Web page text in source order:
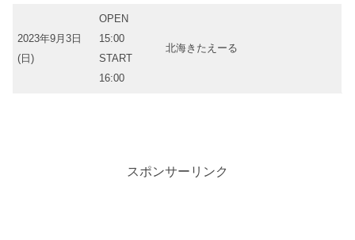
2023年9月3日
(日)
OPEN
15:00
START
16:00
北海きたえーる
スポンサーリンク